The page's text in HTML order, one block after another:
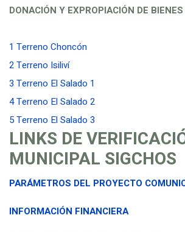
DONACIÓN Y EXPROPIACIÓN DE BIENES
1 Terreno Choncón
2 Terreno Isiliví
3 Terreno El Salado 1
4 Terreno El Salado 2
5 Terreno El Salado 3
LINKS DE
MUNICIPAL SIGCHOS
PARÁMETROS DEL PROYECTO
INFORMACIÓN FINANCIERA